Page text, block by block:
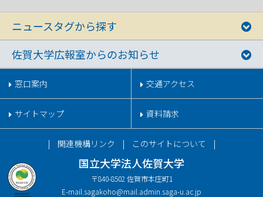
ニュースタグから探す
佐賀大学広報室からのお知らせ
窓口案内 交通アクセス
サイトマップ 資料請求
国立大学法人佐賀大学
〒840-8502 佐賀市本庄町1
E-mail. sagakoho@mail.admin.saga-u.ac.jp
関連機構リンク このサイトについて